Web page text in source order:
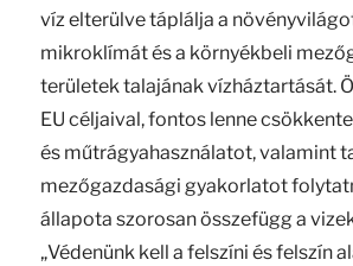
víz elterülve táplálja a
mikroklímát és a környékbeli
területek talajának vízháztartását.
EU céljaival, fontos lenne
és műtrágyahasználatot, valamint
mezőgazdasági gyakorlatot
állapota szorosan összefügg a
„Védenünk kell a felszíni és felszín